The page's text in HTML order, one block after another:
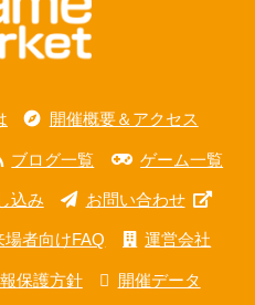
開催概要＆アクセス
ブログ一覧 ゲーム一覧
込み お問い合わせ
場者向けFAQ 運営会社
保護方針 開催データ